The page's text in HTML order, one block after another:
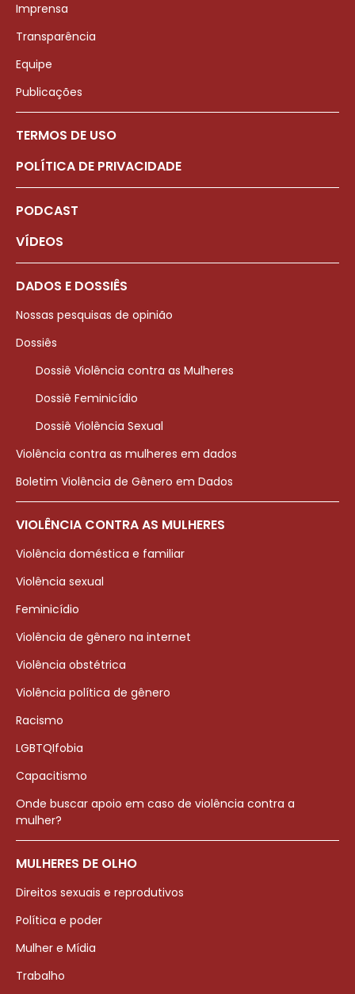
Imprensa
Transparência
Equipe
Publicações
TERMOS DE USO
POLÍTICA DE PRIVACIDADE
PODCAST
VÍDEOS
DADOS E DOSSIÊS
Nossas pesquisas de opinião
Dossiês
Dossiê Violência contra as Mulheres
Dossiê Feminicídio
Dossiê Violência Sexual
Violência contra as mulheres em dados
Boletim Violência de Gênero em Dados
VIOLÊNCIA CONTRA AS MULHERES
Violência doméstica e familiar
Violência sexual
Feminicídio
Violência de gênero na internet
Violência obstétrica
Violência política de gênero
Racismo
LGBTQIfobia
Capacitismo
Onde buscar apoio em caso de violência contra a
mulher?
MULHERES DE OLHO
Direitos sexuais e reprodutivos
Política e poder
Mulher e Mídia
Trabalho